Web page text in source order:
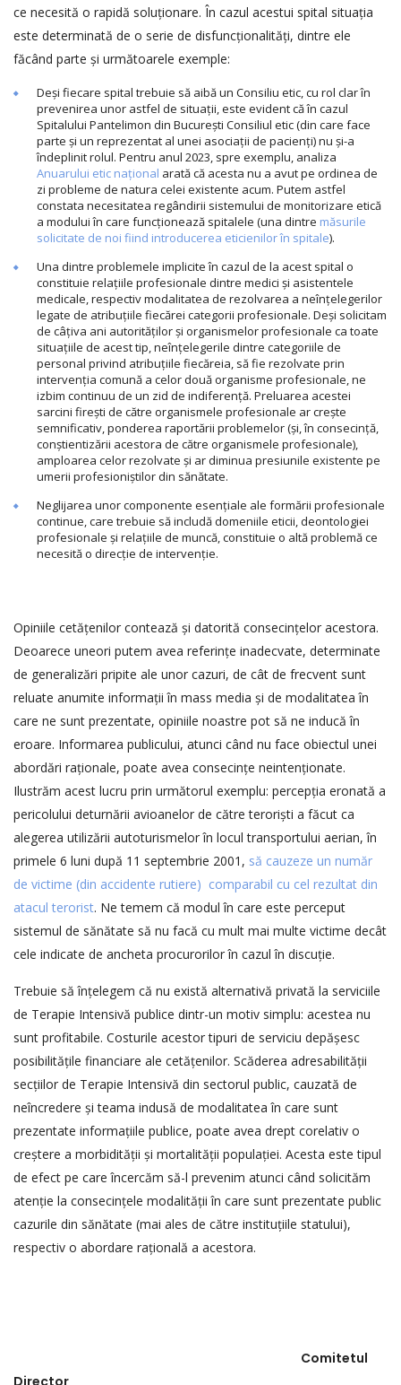
ce necesită o rapidă soluționare. În cazul acestui spital situația
este determinată de o serie de disfuncționalități, dintre ele
făcând parte și următoarele exemple:
Deși fiecare spital trebuie să aibă un Consiliu etic, cu rol clar în
prevenirea unor astfel de situații, este evident că în cazul
Spitalului Pantelimon din București Consiliul etic (din care face
parte și un reprezentat al unei asociații de pacienți) nu și-a
îndeplinit rolul. Pentru anul 2023, spre exemplu, analiza
Anuarului etic național arată că acesta nu a avut pe ordinea de
zi probleme de natura celei existente acum. Putem astfel
constata necesitatea regândirii sistemului de monitorizare etică
a modului în care funcționează spitalele (una dintre măsurile
solicitate de noi fiind introducerea eticienilor în spitale).
Una dintre problemele implicite în cazul de la acest spital o
constituie relațiile profesionale dintre medici și asistentele
medicale, respectiv modalitatea de rezolvarea a neînțelegerilor
legate de atribuțiile fiecărei categorii profesionale. Deși solicitam
de câțiva ani autorităților și organismelor profesionale ca toate
situațiile de acest tip, neînțelegerile dintre categoriile de
personal privind atribuțiile fiecăreia, să fie rezolvate prin
intervenția comună a celor două organisme profesionale, ne
izbim continuu de un zid de indiferență. Preluarea acestei
sarcini firești de către organismele profesionale ar crește
semnificativ, ponderea raportării problemelor (și, în consecință,
conștientizării acestora de către organismele profesionale),
amploarea celor rezolvate și ar diminua presiunile existente pe
umerii profesioniștilor din sănătate.
Neglijarea unor componente esențiale ale formării profesionale
continue, care trebuie să includă domeniile eticii, deontologiei
profesionale și relațiile de muncă, constituie o altă problemă ce
necesită o direcție de intervenție.
Opiniile cetățenilor contează și datorită consecințelor acestora.
Deoarece uneori putem avea referințe inadecvate, determinate
de generalizări pripite ale unor cazuri, de cât de frecvent sunt
reluate anumite informații în mass media și de modalitatea în
care ne sunt prezentate, opiniile noastre pot să ne inducă în
eroare. Informarea publicului, atunci când nu face obiectul unei
abordări raționale, poate avea consecințe neintenționate.
Ilustrăm acest lucru prin următorul exemplu: percepția eronată a
pericolului deturnării avioanelor de către teroriști a făcut ca
alegerea utilizării autoturismelor în locul transportului aerian, în
primele 6 luni după 11 septembrie 2001, să cauzeze un număr
de victime (din accidente rutiere) comparabil cu cel rezultat din
atacul terorist. Ne temem că modul în care este perceput
sistemul de sănătate să nu facă cu mult mai multe victime decât
cele indicate de ancheta procurorilor în cazul în discuție.
Trebuie să înțelegem că nu există alternativă privată la serviciile
de Terapie Intensivă publice dintr-un motiv simplu: acestea nu
sunt profitabile. Costurile acestor tipuri de serviciu depășesc
posibilitățile financiare ale cetățenilor. Scăderea adresabilității
secțiilor de Terapie Intensivă din sectorul public, cauzată de
neîncredere și teama indusă de modalitatea în care sunt
prezentate informațiile publice, poate avea drept corelativ o
creștere a morbidității și mortalității populației. Acesta este tipul
de efect pe care încercăm să-l prevenim atunci când solicităm
atenție la consecințele modalității în care sunt prezentate public
cazurile din sănătate (mai ales de către instituțiile statului),
respectiv o abordare rațională a acestora.
Comitetul
Director